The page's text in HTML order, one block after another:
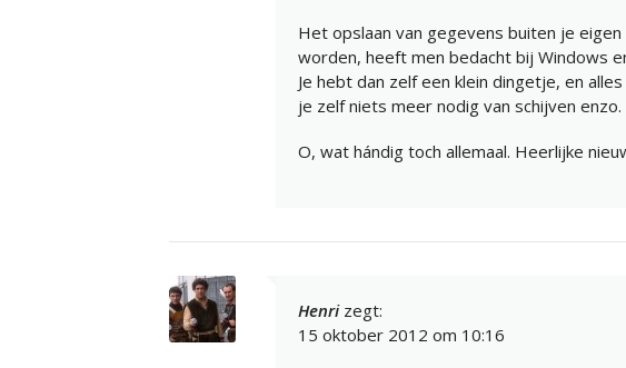
Het opslaan van gegevens buiten je
worden, heeft men bedacht bij Windows
Je hebt dan zelf een klein dingetje, en
je zelf niets meer nodig van schijven enzo.
O, wat hándig toch allemaal. Heerlijke
Henri zegt:
15 oktober 2012 om 10:16